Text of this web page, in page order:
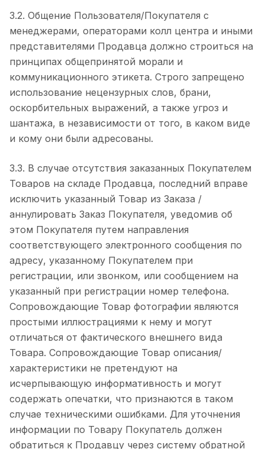
3.2. Общение Пользователя/Покупателя с
менеджерами, операторами колл центра и иными
представителями Продавца должно строиться на
принципах общепринятой морали и
коммуникационного этикета. Строго запрещено
использование нецензурных слов, брани,
оскорбительных выражений, а также угроз и
шантажа, в независимости от того, в каком виде
и кому они были адресованы.
3.3. В случае отсутствия заказанных Покупателем
Товаров на складе Продавца, последний вправе
исключить указанный Товар из Заказа /
аннулировать Заказ Покупателя, уведомив об
этом Покупателя путем направления
соответствующего электронного сообщения по
адресу, указанному Покупателем при
регистрации, или звонком, или сообщением на
указанный при регистрации номер телефона.
Сопровождающие Товар фотографии являются
простыми иллюстрациями к нему и могут
отличаться от фактического внешнего вида
Товара. Сопровождающие Товар описания/
характеристики не претендуют на
исчерпывающую информативность и могут
содержать опечатки, что признаются в таком
случае техническими ошибками. Для уточнения
информации по Товару Покупатель должен
обратиться к Продавцу через систему обратной